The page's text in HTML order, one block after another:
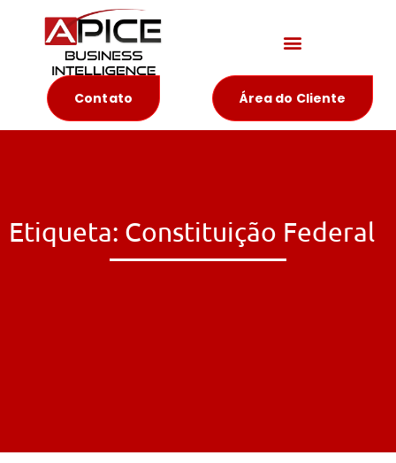
Contato Área do Cliente
Etiqueta: Constituição Federal